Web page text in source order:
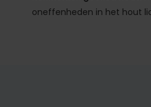
oneffenheden in het hout